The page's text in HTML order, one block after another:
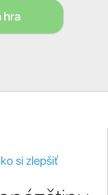
hra
si zlepšiť